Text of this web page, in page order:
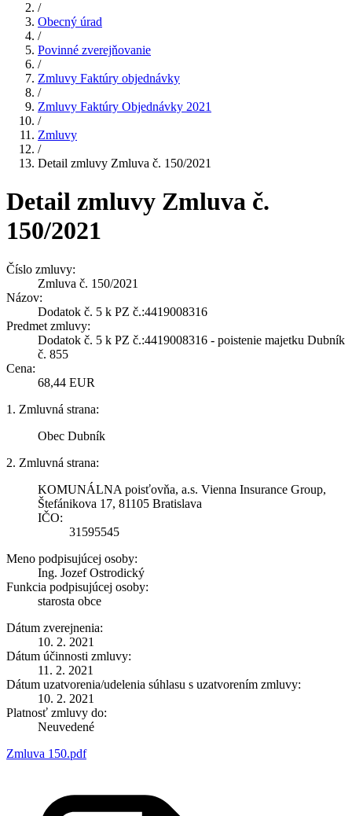
/
Obecný úrad
/
Povinné zverejňovanie
/
Zmluvy Faktúry objednávky
/
Zmluvy Faktúry Objednávky 2021
/
Zmluvy
/
Detail zmluvy Zmluva č. 150/2021
Detail zmluvy Zmluva č.
150/2021
Číslo zmluvy:
Zmluva č. 150/2021
Názov:
Dodatok č. 5 k PZ č.:4419008316
Predmet zmluvy:
Dodatok č. 5 k PZ č.:4419008316 - poistenie majetku Dubník
č. 855
Cena:
68,44 EUR
1. Zmluvná strana:
Obec Dubník
2. Zmluvná strana:
KOMUNÁLNA poisťovňa, a.s. Vienna Insurance Group,
Štefánikova 17, 81105 Bratislava
IČO:
31595545
Meno podpisujúcej osoby:
Ing. Jozef Ostrodický
Funkcia podpisujúcej osoby:
starosta obce
Dátum zverejnenia:
10. 2. 2021
Dátum účinnosti zmluvy:
11. 2. 2021
Dátum uzatvorenia/udelenia súhlasu s uzatvorením zmluvy:
10. 2. 2021
Platnosť zmluvy do:
Neuvedené
Zmluva 150.pdf